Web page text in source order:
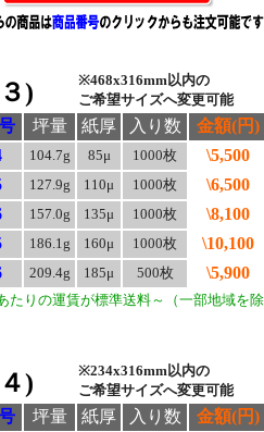
)
※468x316mm以内の
ご希望サイズへ変更可能
坪量 紙厚 入り数 金額(円)
104.7g 85μ 1000枚 \5,500
127.9g 110μ 1000枚 \6,500
157.0g 135μ 1000枚 \8,100
186.1g 160μ 1000枚 \10,100
209.4g 185μ 500枚 \5,900
たりの運賃が標準送料～（一部地域を除
)
※234x316mm以内の
ご希望サイズへ変更可能
坪量 紙厚 入り数 金額(円)